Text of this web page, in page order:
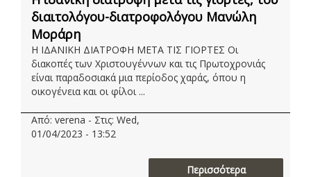
διαιτολόγου-διατροφολόγου Μανώλη
Μοράρη
Η ΙΔΑΝΙΚΗ ΔΙΑΤΡΟΦΗ ΜΕΤΑ ΤΙΣ ΓΙΟΡΤΕΣ Οι
διακοπές των Χριστουγέννων και τις Πρωτοχρονιάς
είναι παραδοσιακά μια περίοδος χαράς, όπου η
οικογένεια και οι φίλοι ...
Από: verena - Στις: Wed,
01/04/2023 - 13:52
Περισσότερα